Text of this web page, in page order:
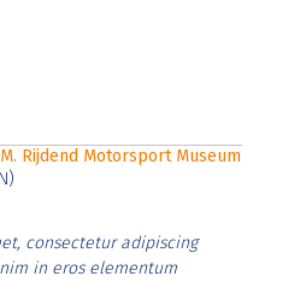
Rijdend Motorsport Museum
consectetur adipiscing
in eros elementum